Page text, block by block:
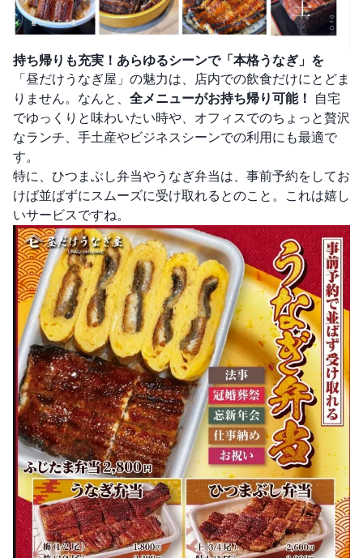
持ち帰りも充実！あらゆるシーンで「本格うなぎ」を
「昼だけうなぎ屋」の魅力は、店内での飲食だけにとどま
りません。なんと、 全メニューがお持ち帰り可能！
自宅
でゆっくりと味わいたい時や、オフィスでのちょっと贅沢
なランチ、手土産やビジネスシーンでの利用にも最適で
す。
特に、ひつまぶし弁当やうなぎ弁当は、事前予約をしてお
けば並ばずにスムーズに受け取れるとのこと。これは嬉し
いサービスですね。